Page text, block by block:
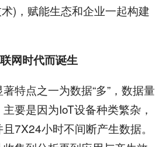
)，赋能生态和企业一起构建
网时代而诞生
点之一为数据“多”，数据量
要是因为IoT设备种类繁杂，
7X24小时不间断产生数据。